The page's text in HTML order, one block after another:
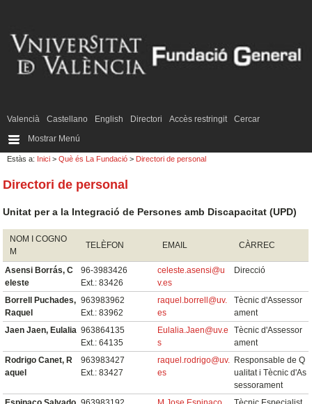
Valencià Castellano English Directori Accès restringit
Cercar
Mostrar Menú
Estàs a: Inici > Què és La Fundació > Directori de personal
Directori de personal
Unitat per a la Integració de Persones amb Discapacitat (UPD)
NOM I COGNO
M
TELÈFON EMAIL CÀRREC
Asensi Borrás, C
eleste
96-3983426
Ext.: 83426
celeste.asensi@u
v.es
Direcció
Borrell Puchades,
Raquel
963983962
Ext.: 83962
raquel.borrell@uv.
es
Tècnic d'Assessor
ament
Jaen Jaen, Eulalia 963864135
Ext.: 64135
Eulalia.Jaen@uv.e
s
Tècnic d'Assessor
ament
Rodrigo Canet, R
aquel
963983427
Ext.: 83427
raquel.rodrigo@uv.
es
Responsable de Q
ualitat i Tècnic d'As
sessorament